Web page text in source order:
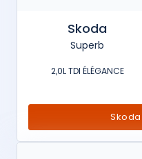
Skoda
Superb
2,0L TDI ÉLÉGANCE